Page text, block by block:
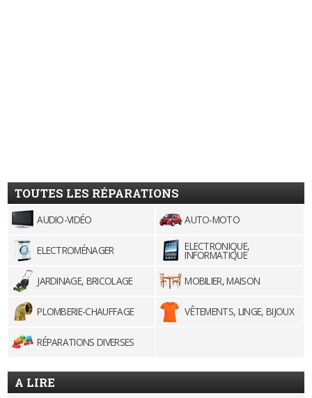
TOUTES LES RÉPARATIONS
AUDIO-VIDÉO AUTO-MOTO
ELECTROMÉNAGER ELECTRONIQUE,
INFORMATIQUE
JARDINAGE, BRICOLAGE
MOBILIER, MAISON
PLOMBERIE-CHAUFFAGE VÊTEMENTS, LINGE, BIJOUX
RÉPARATIONS DIVERSES
A LIRE